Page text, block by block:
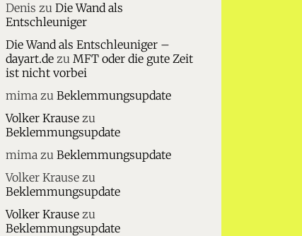
Denis zu Die Wand als
Entschleuniger
Die Wand als Entschleuniger –
dayart.dezu MFT oder die gute Zeit
ist nicht vorbei
mimazu Beklemmungsupdate
Volker Krausezu
Beklemmungsupdate
mimazu Beklemmungsupdate
Volker Krausezu
Beklemmungsupdate
Volker Krausezu
Beklemmungsupdate